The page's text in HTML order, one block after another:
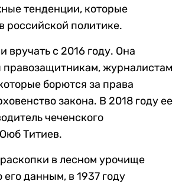
тенденции, которые
российской политике.
вручать с 2016 году. Она
правозащитникам, журналистам
борются за права
закона. В 2018 году ее
чеченского
Титиев.
в лесном урочище
данным, в 1937 году